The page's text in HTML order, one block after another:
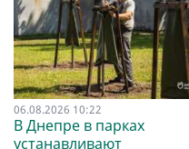
06.08.2026 10:22
В Днепре в парках
устанавливают